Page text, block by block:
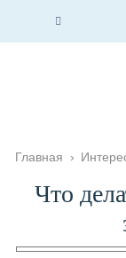
Главная ›
Что